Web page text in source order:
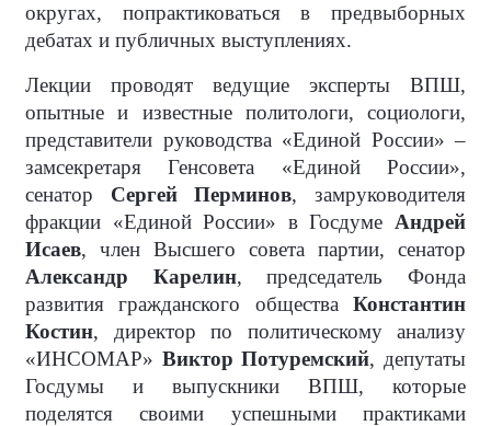
округах, попрактиковаться в предвыборных
дебатах и публичных выступлениях.
Лекции проводят ведущие эксперты ВПШ,
опытные и известные политологи, социологи,
представители руководства «Единой России» –
замсекретаря Генсовета «Единой России»,
сенатор Сергей Перминов, замруководителя
фракции «Единой России» в Госдуме Андрей
Исаев, член Высшего совета партии, сенатор
Александр Карелин, председатель Фонда
развития гражданского общества Константин
Костин, директор по политическому анализу
«ИНСОМАР» Виктор Потуремский, депутаты
Госдумы и выпускники ВПШ, которые
поделятся своими успешными практиками